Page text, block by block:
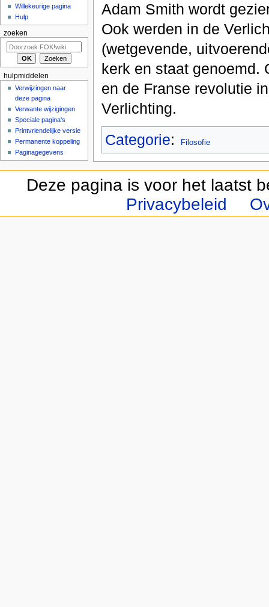
Adam Smith wordt
Ook werden in de
(wetgevende,
kerk en staat genoemd.
en de Franse revolutie
Verlichting.
Categorie: Filosofie
Willekeurige pagina
Hulp
zoeken
hulpmiddelen
Verwijzingen naar
deze pagina
Verwante wijzigingen
Speciale pagina's
Printvriendelijke versie
Permanente koppeling
Paginagegevens
Deze pagina is voor het laatst
Privacybeleid